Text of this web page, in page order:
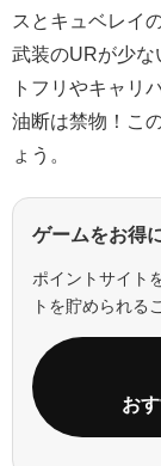
スとキュベレイ
武装のURが少な
トフリやキャリ
油断は禁物！こ
ょう。
ゲームをお得
ポイントサイト
トを貯められる
お